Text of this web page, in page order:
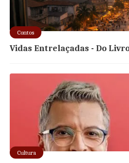
Contos
Vidas Entrelaçadas - Do
Cultura